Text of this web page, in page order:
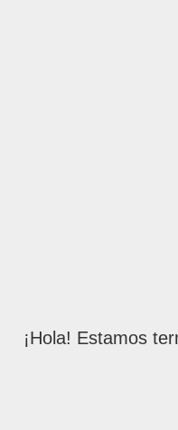
¡Hola! Estamos